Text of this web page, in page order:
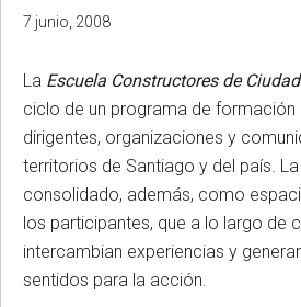
7 junio, 2008
La Escuela Constructores de
ciclo de un programa de formación
dirigentes, organizaciones y
territorios de Santiago y del país.
consolidado, además, como
los participantes, que a lo largo de
intercambian experiencias y
sentidos para la acción.